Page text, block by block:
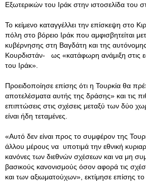
Εξωτερικών του Ιράκ στην ιστοσελίδα του
Το κείμενο καταγγέλλει την επίσκεψη στο
πόλη στο βόρειο Ιράκ που αμφισβητείται
κυβέρνησης στη Βαγδάτη και της
Κουρδιστάν- ως «κατάφωρη ανάμιξη στις
του Ιράκ».
Προειδοποίησε επίσης ότι η Τουρκία θα
αποτελέσματα αυτής της δράσης» και τις
επιπτώσεις στις σχέσεις μεταξύ των δύο
είναι ήδη τεταμένες.
«Αυτό δεν είναι προς το συμφέρον της
άλλου μέρους να υποτιμά την εθνική
κανόνες των διεθνών σχέσεων και να μη
βασικούς κανονισμούς όσον αφορά τις
και των αξιωματούχων», εκτίμησε επίσης το